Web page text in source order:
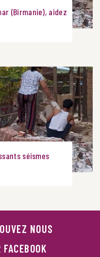
(Birmanie), aidez
séismes
NOUS
FACEBOOK